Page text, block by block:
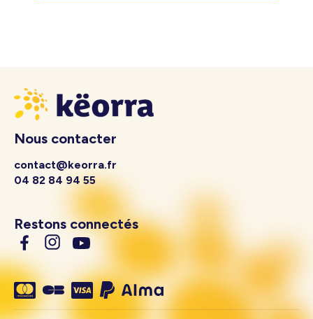
Nous contacter
contact@keorra.fr
04 82 84 94 55
Restons connectés